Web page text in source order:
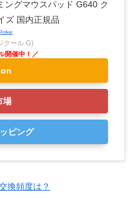
ングマウスパッド G640 ク
ズ 国内正規品
クール G)
場
ピング
換頻度は？